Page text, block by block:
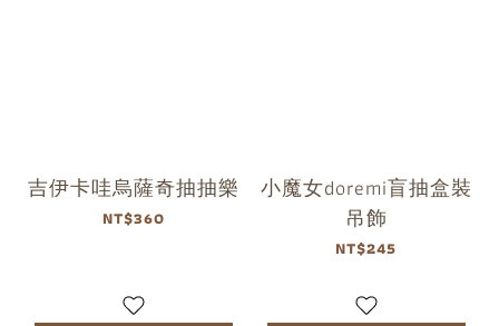
吉伊卡哇烏薩奇抽抽樂
NT$360
小魔女doremi盲抽盒裝
吊飾
NT$245